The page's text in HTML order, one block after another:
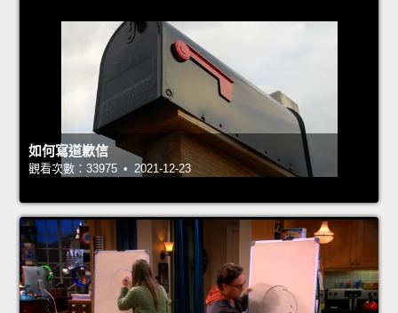
如何寫道歉信
觀看次數：33975 • 2021-12-23